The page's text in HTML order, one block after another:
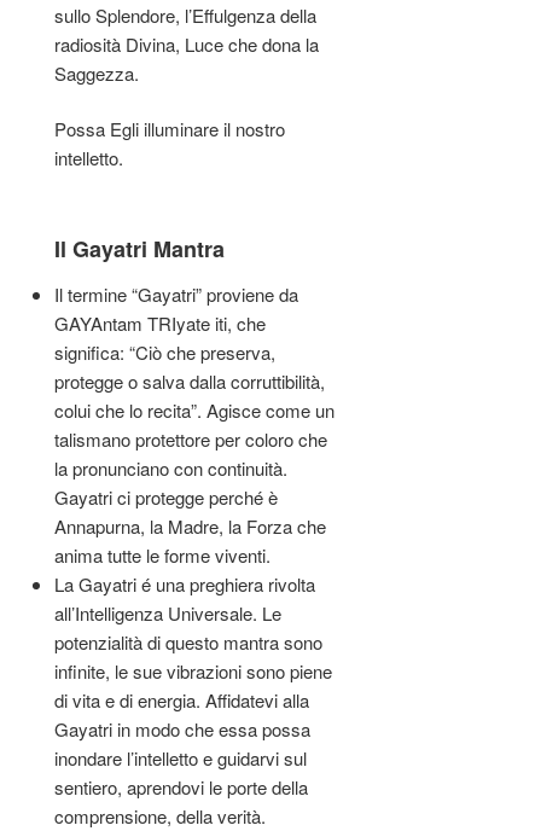
sullo Splendore, l’Effulgenza della
radiosità Divina, Luce che dona la
Saggezza.
Possa Egli illuminare il nostro
intelletto.
Il Gayatri Mantra
Il termine “Gayatri” proviene da
GAYAntam TRIyate iti, che
significa: “Ciò che preserva,
protegge o salva dalla corruttibilità,
colui che lo recita”. Agisce come un
talismano protettore per coloro che
la pronunciano con continuità.
Gayatri ci protegge perché è
Annapurna, la Madre, la Forza che
anima tutte le forme viventi.
La Gayatri é una preghiera rivolta
all’Intelligenza Universale. Le
potenzialità di questo mantra sono
infinite, le sue vibrazioni sono piene
di vita e di energia. Affidatevi alla
Gayatri in modo che essa possa
inondare l’intelletto e guidarvi sul
sentiero, aprendovi le porte della
comprensione, della verità.